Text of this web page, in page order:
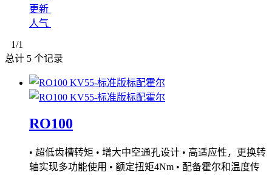
更新
人气
1/1
总计 5 个记录
RO100
• 超低齿槽转矩 • 增大中空通孔设计 • 高适应性，更换转
轴实现多功能使用 • 额定扭矩4Nm • 配备霍尔和温度传